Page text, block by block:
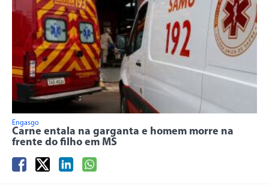
Engasgo
Carne entala na garganta e homem morre na
frente do filho em MS